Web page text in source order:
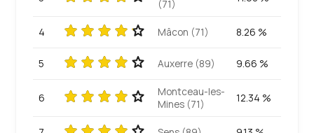
(71)
4 Mâcon (71) 8.26 %
5 Auxerre (89) 9.66 %
6
Montceau-les-
Mines (71)
12.34 %